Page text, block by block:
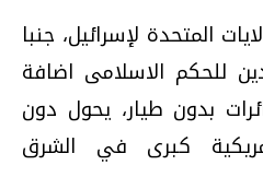
المتحدة لإسرائيل، جنبا
للحكم الاسلامى اضافة
بدون طيار، يحول دون
كبرى في الشرق